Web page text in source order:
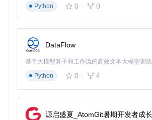
Python
0 0
DataFlow
基于大模型算子和工作流的高效文本大模型训
Python
0 4
源启盛夏_AtomGit暑期开发者成